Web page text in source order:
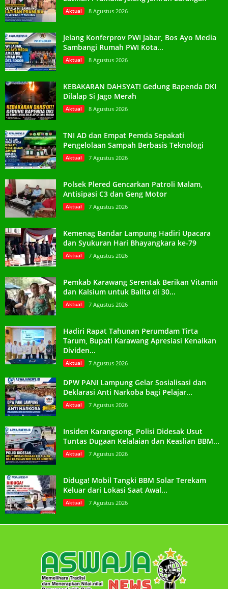
Aktual 8 Agustus 2026
Jelang Konferprov PWI Jabar, Bos Ayo Media
Sambangi Rumah PWI Kota...
Aktual 8 Agustus 2026
KEBAKARAN DAHSYAT! Gedung Bapenda DKI
Dilalap Si Jago Merah
Aktual 8 Agustus 2026
TNI AD dan Empat Pemda Sepakati
Pengelolaan Sampah Berbasis Teknologi
Aktual 7 Agustus 2026
Polsek Plered Gencarkan Patroli Malam,
Antisipasi C3 dan Geng Motor
Aktual 7 Agustus 2026
Kemenag Bandar Lampung Hadiri Upacara
dan Syukuran Hari Bhayangkara ke-79
Aktual 7 Agustus 2026
Pemkab Karawang Serentak Berikan Vitamin
dan Kalsium untuk Balita di 30...
Aktual 7 Agustus 2026
Hadiri Rapat Tahunan Perumdam Tirta
Tarum, Bupati Karawang Apresiasi Kenaikan
Dividen...
Aktual 7 Agustus 2026
DPW PANI Lampung Gelar Sosialisasi dan
Deklarasi Anti Narkoba bagi Pelajar...
Aktual 7 Agustus 2026
Insiden Karangsong, Polisi Didesak Usut
Tuntas Dugaan Kelalaian dan Keaslian BBM...
Aktual 7 Agustus 2026
Diduga! Mobil Tangki BBM Solar Terekam
Keluar dari Lokasi Saat Awal...
Aktual 7 Agustus 2026